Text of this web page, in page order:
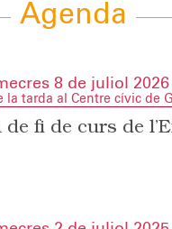
Agenda
8 de juliol 2026
la tarda al Centre cívic de
de fi de curs de